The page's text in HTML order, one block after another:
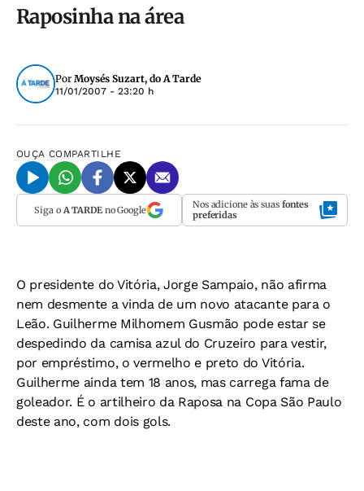
Raposinha na área
Por Moysés Suzart, do A Tarde
11/01/2007 - 23:20 h
OUÇA COMPARTILHE
Siga o A TARDEno Google Nos adicione às suas fontes
preferidas
O presidente do Vitória, Jorge Sampaio, não afirma
nem desmente a vinda de um novo atacante para o
Leão. Guilherme Milhomem Gusmão pode estar se
despedindo da camisa azul do Cruzeiro para vestir,
por empréstimo, o vermelho e preto do Vitória.
Guilherme ainda tem 18 anos, mas carrega fama de
goleador. É o artilheiro da Raposa na Copa São Paulo
deste ano, com dois gols.